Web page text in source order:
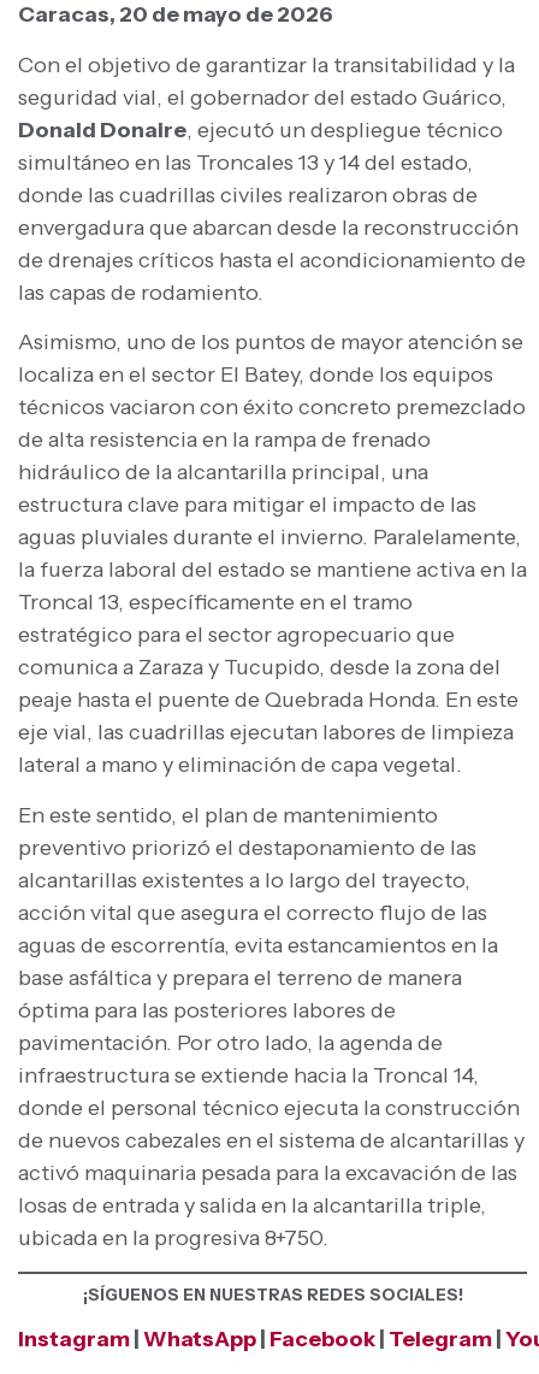
Caracas, 20 de mayo de 2026
Con el objetivo de garantizar la transitabilidad y la
seguridad vial, el gobernador del estado Guárico,
Donald Donaire, ejecutó un despliegue técnico
simultáneo en las Troncales 13 y 14 del estado,
donde las cuadrillas civiles realizaron obras de
envergadura que abarcan desde la reconstrucción
de drenajes críticos hasta el acondicionamiento de
las capas de rodamiento.
Asimismo, uno de los puntos de mayor atención se
localiza en el sector El Batey, donde los equipos
técnicos vaciaron con éxito concreto premezclado
de alta resistencia en la rampa de frenado
hidráulico de la alcantarilla principal, una
estructura clave para mitigar el impacto de las
aguas pluviales durante el invierno. Paralelamente,
la fuerza laboral del estado se mantiene activa en la
Troncal 13, específicamente en el tramo
estratégico para el sector agropecuario que
comunica a Zaraza y Tucupido, desde la zona del
peaje hasta el puente de Quebrada Honda. En este
eje vial, las cuadrillas ejecutan labores de limpieza
lateral a mano y eliminación de capa vegetal.
En este sentido, el plan de mantenimiento
preventivo priorizó el destaponamiento de las
alcantarillas existentes a lo largo del trayecto,
acción vital que asegura el correcto flujo de las
aguas de escorrentía, evita estancamientos en la
base asfáltica y prepara el terreno de manera
óptima para las posteriores labores de
pavimentación. Por otro lado, la agenda de
infraestructura se extiende hacia la Troncal 14,
donde el personal técnico ejecuta la construcción
de nuevos cabezales en el sistema de alcantarillas y
activó maquinaria pesada para la excavación de las
losas de entrada y salida en la alcantarilla triple,
ubicada en la progresiva 8+750.
¡SÍGUENOS EN NUESTRAS REDES SOCIALES!
Instagram WhatsApp Facebook Telegram